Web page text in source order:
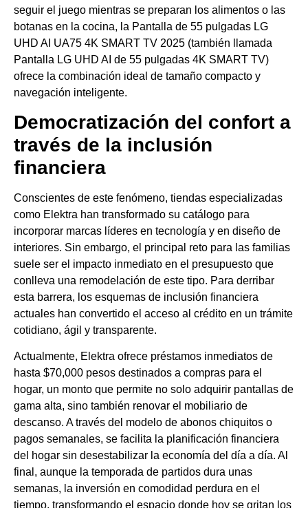
seguir el juego mientras se preparan los alimentos o las
botanas en la cocina, la Pantalla de 55 pulgadas LG
UHD AI UA75 4K SMART TV 2025 (también llamada
Pantalla LG UHD AI de 55 pulgadas 4K SMART TV)
ofrece la combinación ideal de tamaño compacto y
navegación inteligente.
Democratización del confort a
través de la inclusión
financiera
Conscientes de este fenómeno, tiendas especializadas
como Elektra han transformado su catálogo para
incorporar marcas líderes en tecnología y en diseño de
interiores. Sin embargo, el principal reto para las familias
suele ser el impacto inmediato en el presupuesto que
conlleva una remodelación de este tipo. Para derribar
esta barrera, los esquemas de inclusión financiera
actuales han convertido el acceso al crédito en un trámite
cotidiano, ágil y transparente.
Actualmente, Elektra ofrece préstamos inmediatos de
hasta $70,000 pesos destinados a compras para el
hogar, un monto que permite no solo adquirir pantallas de
gama alta, sino también renovar el mobiliario de
descanso. A través del modelo de abonos chiquitos o
pagos semanales, se facilita la planificación financiera
del hogar sin desestabilizar la economía del día a día. Al
final, aunque la temporada de partidos dura unas
semanas, la inversión en comodidad perdura en el
tiempo, transformando el espacio donde hoy se gritan los